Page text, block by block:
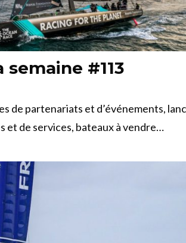
#113
de partenariats et d’événements,
et de services, bateaux à vendre…